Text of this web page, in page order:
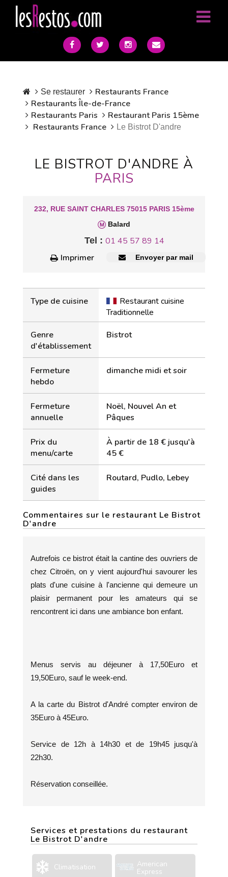
Se restaurer
Restaurants France
Restaurants Île-de-France
Restaurants Paris
Restaurant Paris 15ème
Restaurants France
Le Bistrot D'andre
LE BISTROT D'ANDRE À
PARIS
232, RUE SAINT CHARLES 75015 PARIS 15ème
Balard
Tel : 01 45 57 89 14
Imprimer
Envoyer par mail
Type de cuisine
Restaurant cuisine
Traditionnelle
Genre
d'établissement
Bistrot
Fermeture
hebdo
dimanche midi et soir
Fermeture
annuelle
Noël, Nouvel An et
Pâques
Prix du
menu/carte
À partir de 18 € jusqu'à
45 €
Cité dans les
guides
Routard, Pudlo, Lebey
Commentaires sur le restaurant Le Bistrot
D'andre
Autrefois ce bistrot était la cantine des ouvriers de
chez Citroën, on y vient aujourd'hui savourer les
plats d'une cuisine à l'ancienne qui demeure un
plaisir permanent pour les amateurs qui se
rencontrent ici dans une ambiance bon enfant.
Menus servis au déjeuner à 17,50Euro et
19,50Euro, sauf le week-end.
A la carte du Bistrot d'André compter environ de
35Euro à 45Euro.
Service de 12h à 14h30 et de 19h45 jusqu'à
22h30.
Réservation conseillée.
Services et prestations du restaurant
Le Bistrot D'andre
Climatisation American
Express